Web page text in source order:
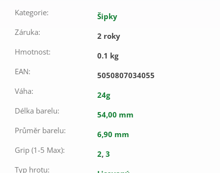
Kategorie:
Šipky
Záruka:
2 roky
Hmotnost:
0.1 kg
EAN:
5050807034055
Váha:
24g
Délka barelu:
54,00 mm
Průměr barelu:
6,90 mm
Grip (1-5 Max): 2, 3
Typ hrotu: